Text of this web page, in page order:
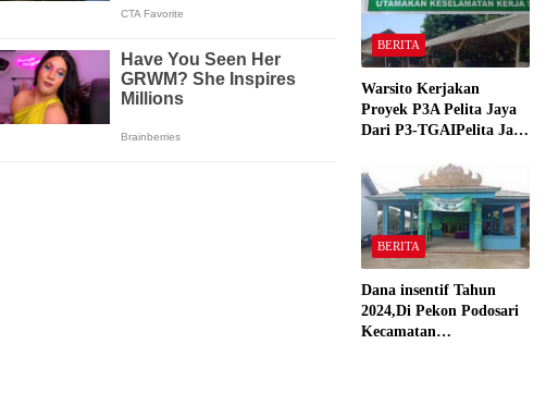
BERITA
Warsito Kerjakan
Proyek P3A Pelita Jaya
Dari P3-TGAIPelita Jaya
“Semua Material Sesuai
Standar”
BERITA
Dana insentif Tahun
2024,Di Pekon Podosari
Kecamatan